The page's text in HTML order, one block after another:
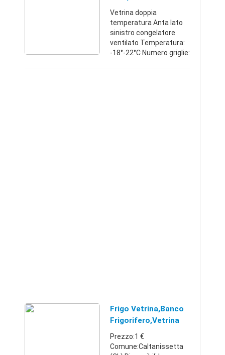
Vetrina doppia
temperatura Anta lato
sinistro congelatore
ventilato Temperatura:
-18°-22°C Numero griglie:
Frigo Vetrina,banco
Frigorifero,Vetrina
Surgelati
Prezzo:1 €
Comune:Caltanissetta